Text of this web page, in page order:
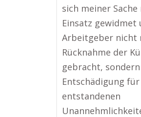
sich meiner
Einsatz gewidmet
Arbeitgeber nicht
Rücknahme der
gebracht,
Entschädigung
entstandenen